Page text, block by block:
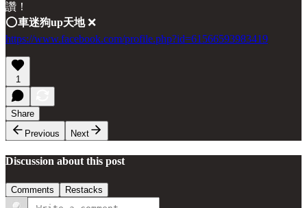
讚！
⭕️車迷狗up天地❌
https://www.facebook.com/profile.php?id=61566593983419
1
Share
Previous
Next
Discussion about this post
Comments Restacks